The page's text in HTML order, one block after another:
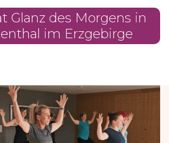
Glanz des Morgens in
im Erzgebirge